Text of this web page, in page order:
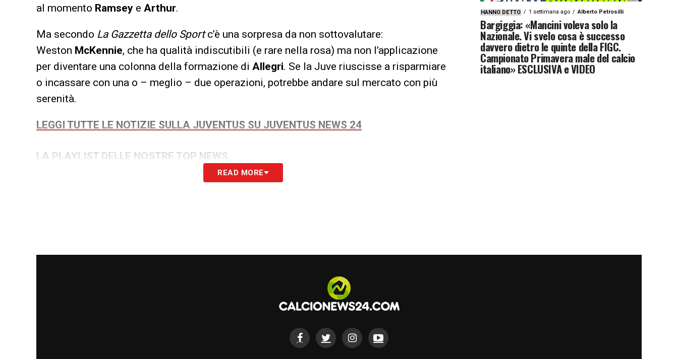
al momento Ramsey e Arthur.
Ma secondo La Gazzetta dello Sportc’è una sorpresa da non sottovalutare:
Weston McKennie, che ha qualità indiscutibili (e rare nella rosa) ma non l’applicazione
per diventare una colonna della formazione di Allegri. Se la Juve riuscisse a risparmiare
o incassare con una o – meglio – due operazioni, potrebbe andare sul mercato con più
serenità.
LEGGI TUTTE LE NOTIZIE SULLA JUVENTUS SU JUVENTUS NEWS 24
LA PLAYLIST DELLE NOSTRE TOP NEWS
READ MORE
HANNO DETTO 1 settimana ago Alberto Petrosilli
Bargiggia: «Mancini voleva solo la
Nazionale. Vi svelo cosa è successo
davvero dietro le quinte della FIGC.
Campionato Primavera male del calcio
italiano» ESCLUSIVA e VIDEO